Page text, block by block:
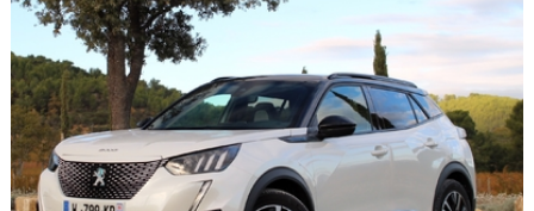
Utilitaires
Flottes
Auto
Services